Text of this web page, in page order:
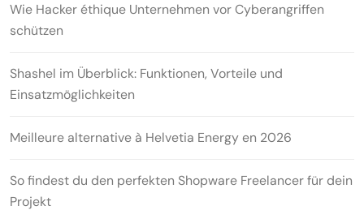
Wie Hacker éthique Unternehmen vor Cyberangriffen
schützen
Shashel im Überblick: Funktionen, Vorteile und
Einsatzmöglichkeiten
Meilleure alternative à Helvetia Energy en 2026
So findest du den perfekten Shopware Freelancer für dein
Projekt